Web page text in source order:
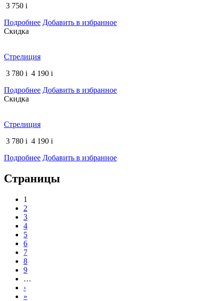
3 750 i
Подробнее Добавить в избранное
Скидка
Стрелиция
3 780 i 4 190 i
Подробнее Добавить в избранное
Скидка
Стрелиция
3 780 i 4 190 i
Подробнее Добавить в избранное
Страницы
1
2
3
4
5
6
7
8
9
…
›
»